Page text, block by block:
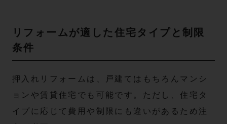
リフォームが適した住宅タイプと制限
条件
押入れリフォームは、戸建てはもちろんマンシ
ョンや賃貸住宅でも可能です。ただし、住宅タ
イプに応じて費用や制限にも違いがあるため注